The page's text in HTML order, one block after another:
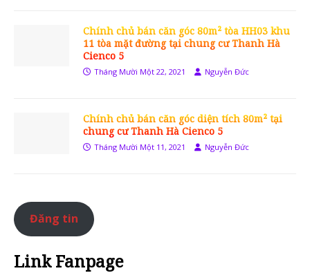
Chính chủ bán căn góc 80m² tòa HH03 khu
11 tòa mặt đường tại chung cư Thanh Hà
Cienco 5
Tháng Mười Một 22, 2021 Nguyễn Đức
Chính chủ bán căn góc diện tích 80m² tại
chung cư Thanh Hà Cienco 5
Tháng Mười Một 11, 2021 Nguyễn Đức
Đăng tin
Link Fanpage